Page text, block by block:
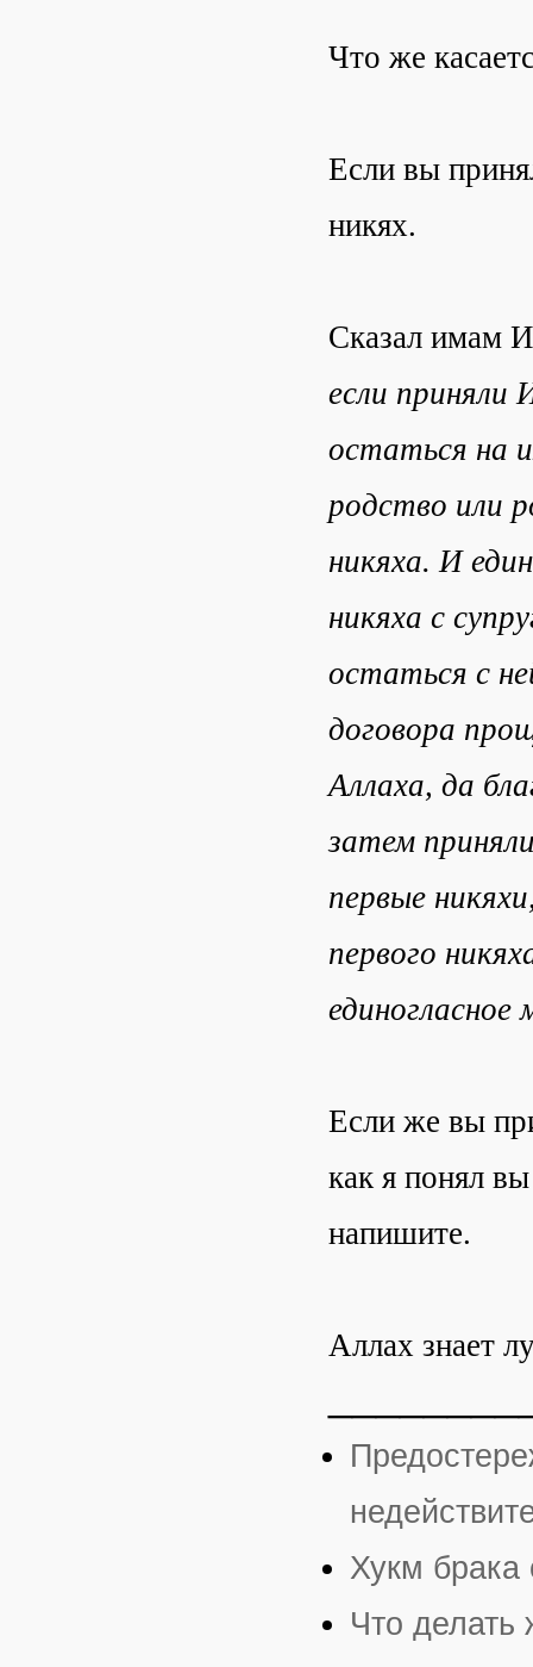
Что же
Если вы
никях.
Сказал имам
если приняли
остаться на
родство или
никяха. И
никяха с
остаться с
договора
Аллаха, да
затем
первые
первого
единогласное
Если же вы
как я понял
напишите.
Аллах знает
Хукм брака
Что